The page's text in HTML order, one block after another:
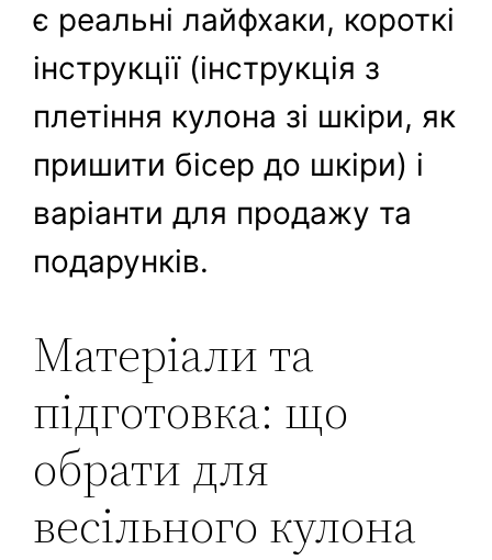
є реальні лайфхаки, короткі
інструкції (інструкція з
плетіння кулона зі шкіри, як
пришити бісер до шкіри) і
варіанти для продажу та
подарунків.
Матеріали та
підготовка: що
обрати для
весільного кулона